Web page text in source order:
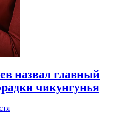
назвал главный
чикунгунья